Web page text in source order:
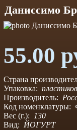
Даниссимо
55.00
Страна
Упаковка:
Производитель:
Код номенклатуры:
Вес (г.):
130
Вид: ЙОГУРТ